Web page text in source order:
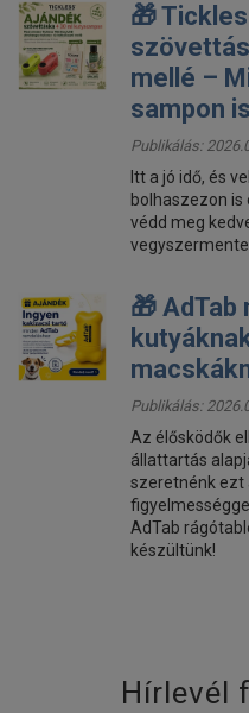
🎁
mellé –
sampon
Publikálás:
Itt a jó idő, és
bolhaszezon is
védd meg
🎁 AdTab
Publikálás:
Az élősködők
állattartás
szeretnénk ezt
AdTab
készültünk!
Hírlevél